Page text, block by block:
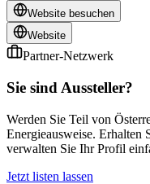
Website besuchen
Website
Partner-Netzwerk
Sie sind Aussteller?
Werden Sie Teil von
Energieausweise. Erhalten
verwalten Sie Ihr Profil
Jetzt listen lassen